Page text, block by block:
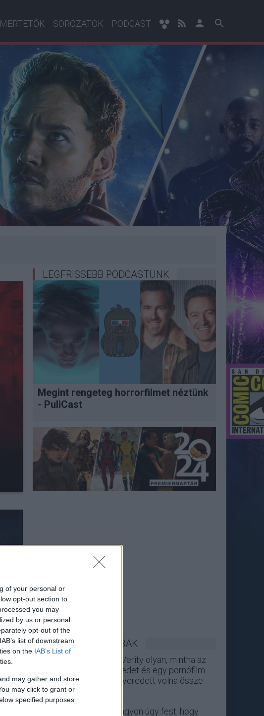
of your personal or
opt-out section to
you may
by us or personal
opt-out of the
list of downstream
on the IAB’s List of
may gather and store
may click to grant or
specified purposes
SOROZATOK PODCAST
LEGFRISSEBB PODCASTÜNK
Megint rengeteg horrorfilmet néztünk
- PuliCast
LEGOLVASOTTABBAK
A Verity olyan, mintha az
Eredet és egy pornófilm
keveredett volna össze
Nagyon úgy fest, hogy